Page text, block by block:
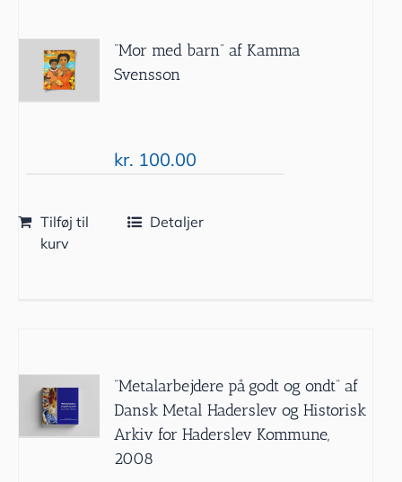
”Mor med barn” af Kamma
Svensson
kr. 100.00
Tilføj til
kurv
Detaljer
”Metalarbejdere på godt og ondt” af
Dansk Metal Haderslev og Historisk
Arkiv for Haderslev Kommune,
2008